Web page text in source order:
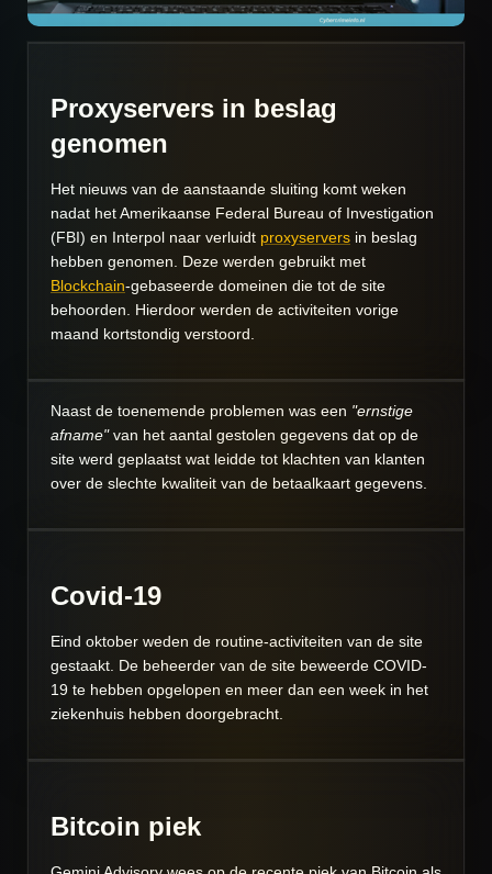
Proxyservers in beslag
genomen
Het nieuws van de aanstaande sluiting komt weken
nadat het Amerikaanse Federal Bureau of Investigation
(FBI) en Interpol naar verluidt proxyservers in beslag
hebben genomen. Deze werden gebruikt met
Blockchain-gebaseerde domeinen die tot de site
behoorden. Hierdoor werden de activiteiten vorige
maand kortstondig verstoord.
Naast de toenemende problemen was een "ernstige
afname"van het aantal gestolen gegevens dat op de
site werd geplaatst wat leidde tot klachten van klanten
over de slechte kwaliteit van de betaalkaart gegevens.
Covid-19
Eind oktober weden de routine-activiteiten van de site
gestaakt. De beheerder van de site beweerde COVID-
19 te hebben opgelopen en meer dan een week in het
ziekenhuis hebben doorgebracht.
Bitcoin piek